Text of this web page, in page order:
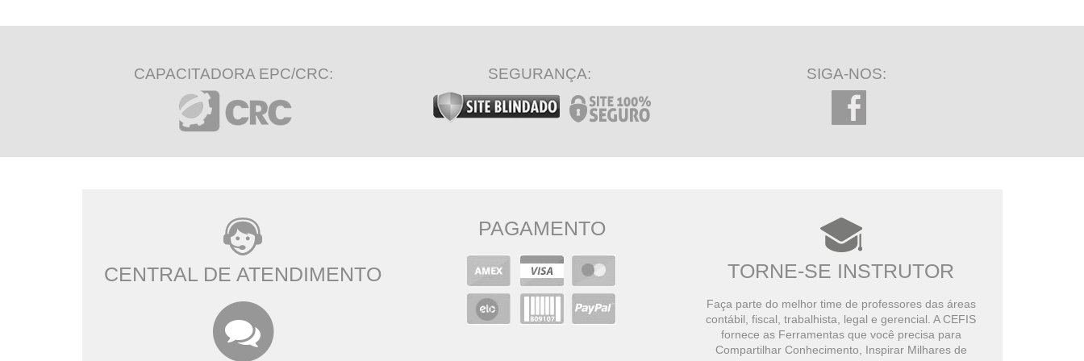
CAPACITADORA EPC/CRC: SEGURANÇA: SIGA-NOS:
CENTRAL DE ATENDIMENTO
PAGAMENTO
TORNE-SE INSTRUTOR
Faça parte do melhor time de professores das áreas
contábil, fiscal, trabalhista, legal e gerencial. A CEFIS
fornece as Ferramentas que você precisa para
Compartilhar Conhecimento, Inspirar Milhares de